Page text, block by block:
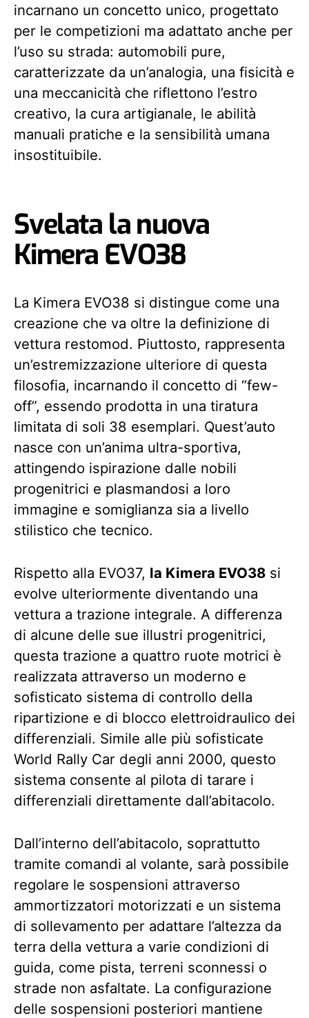
incarnano un concetto unico, progettato
per le competizioni ma adattato anche per
l’uso su strada: automobili pure,
caratterizzate da un’analogia, una fisicità e
una meccanicità che riflettono l’estro
creativo, la cura artigianale, le abilità
manuali pratiche e la sensibilità umana
insostituibile.
Svelata la nuova
Kimera EVO38
La Kimera EVO38 si distingue come una
creazione che va oltre la definizione di
vettura restomod. Piuttosto, rappresenta
un’estremizzazione ulteriore di questa
filosofia, incarnando il concetto di “few-
off”, essendo prodotta in una tiratura
limitata di soli 38 esemplari. Quest’auto
nasce con un’anima ultra-sportiva,
attingendo ispirazione dalle nobili
progenitrici e plasmandosi a loro
immagine e somiglianza sia a livello
stilistico che tecnico.
Rispetto alla EVO37, la Kimera EVO38 si
evolve ulteriormente diventando una
vettura a trazione integrale. A differenza
di alcune delle sue illustri progenitrici,
questa trazione a quattro ruote motrici è
realizzata attraverso un moderno e
sofisticato sistema di controllo della
ripartizione e di blocco elettroidraulico dei
differenziali. Simile alle più sofisticate
World Rally Car degli anni 2000, questo
sistema consente al pilota di tarare i
differenziali direttamente dall’abitacolo.
Dall’interno dell’abitacolo, soprattutto
tramite comandi al volante, sarà possibile
regolare le sospensioni attraverso
ammortizzatori motorizzati e un sistema
di sollevamento per adattare l’altezza da
terra della vettura a varie condizioni di
guida, come pista, terreni sconnessi o
strade non asfaltate. La configurazione
delle sospensioni posteriori mantiene